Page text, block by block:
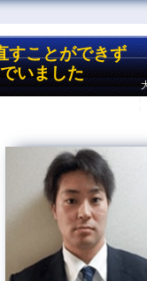
すことができず
いました